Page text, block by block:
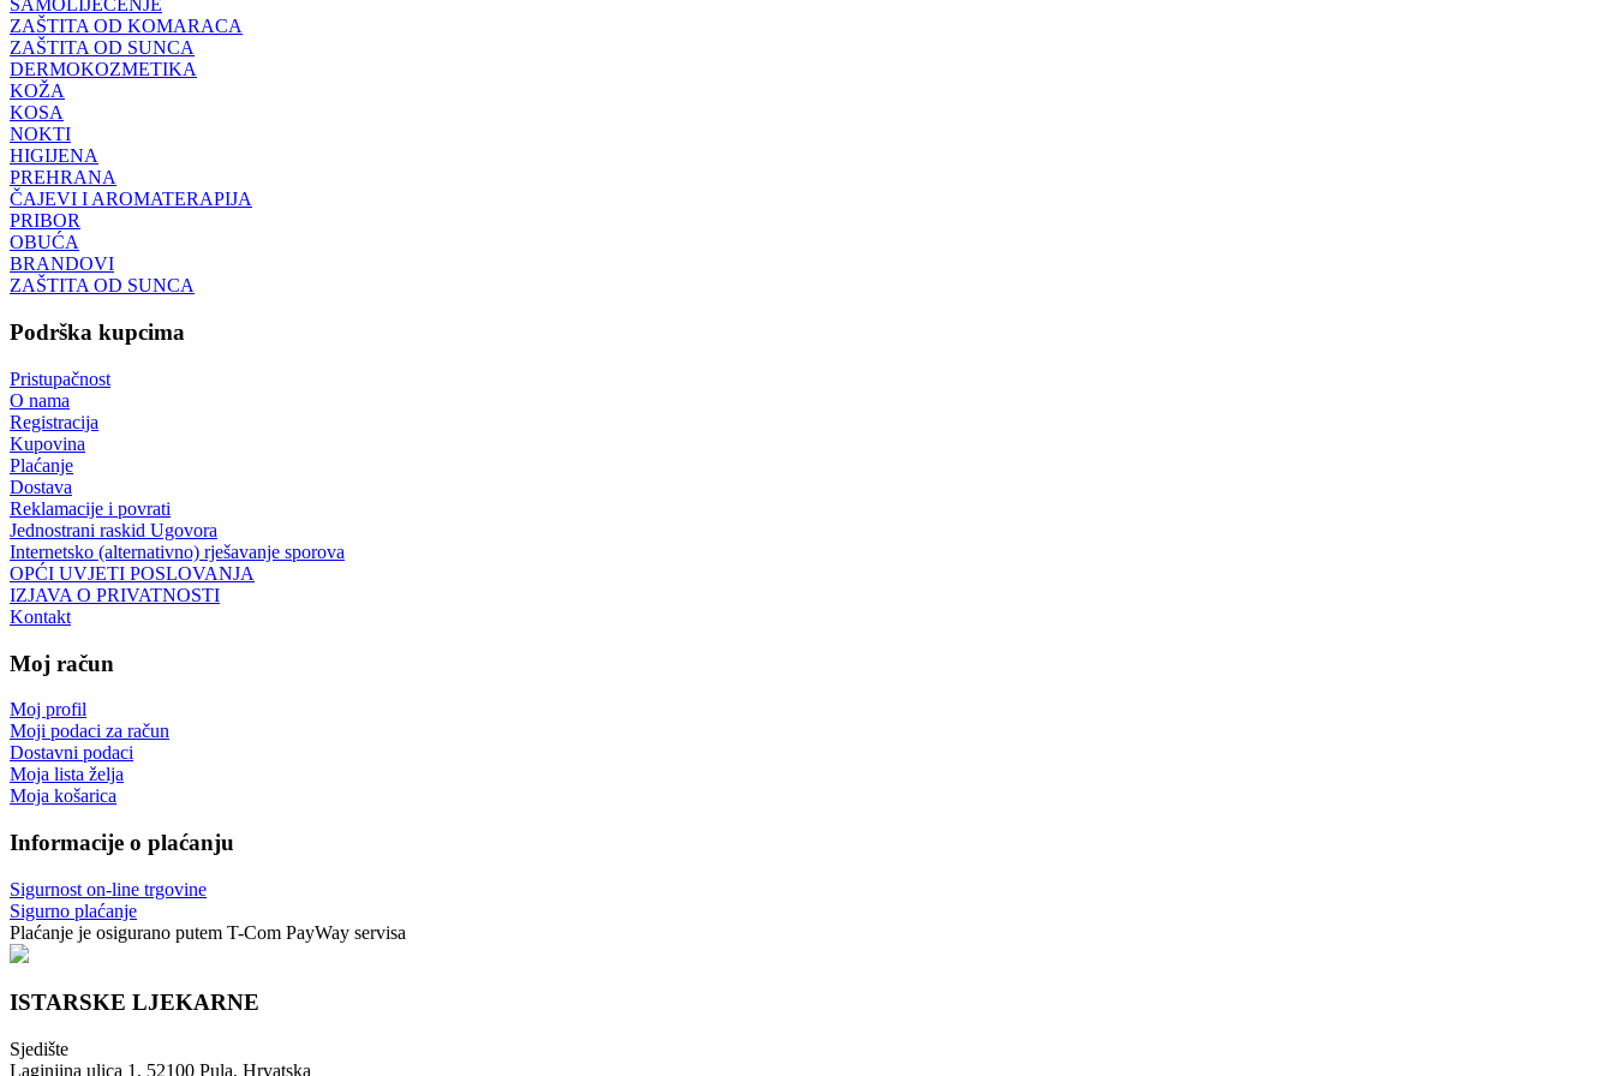
SAMOLIJEČENJE
ZAŠTITA OD KOMARACA
ZAŠTITA OD SUNCA
DERMOKOZMETIKA
KOŽA
KOSA
NOKTI
HIGIJENA
PREHRANA
ČAJEVI I AROMATERAPIJA
PRIBOR
OBUĆA
BRANDOVI
ZAŠTITA OD SUNCA
Podrška kupcima
Pristupačnost
O nama
Registracija
Kupovina
Plaćanje
Dostava
Reklamacije i povrati
Jednostrani raskid Ugovora
Internetsko (alternativno) rješavanje sporova
OPĆI UVJETI POSLOVANJA
IZJAVA O PRIVATNOSTI
Kontakt
Moj račun
Moj profil
Moji podaci za račun
Dostavni podaci
Moja lista želja
Moja košarica
Informacije o plaćanju
Sigurnost on-line trgovine
Sigurno plaćanje
Plaćanje je osigurano putem T-Com PayWay servisa
ISTARSKE LJEKARNE
Sjedište
Laginjina ulica 1, 52100 Pula, Hrvatska